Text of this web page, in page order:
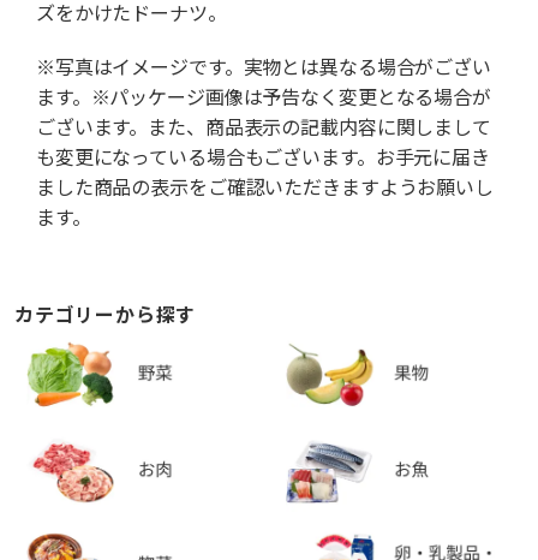
ズをかけたドーナツ。
※写真はイメージです。実物とは異なる場合がござい
ます。※パッケージ画像は予告なく変更となる場合が
ございます。また、商品表示の記載内容に関しまして
も変更になっている場合もございます。お手元に届き
ました商品の表示をご確認いただきますようお願いし
ます。
カテゴリーから探す